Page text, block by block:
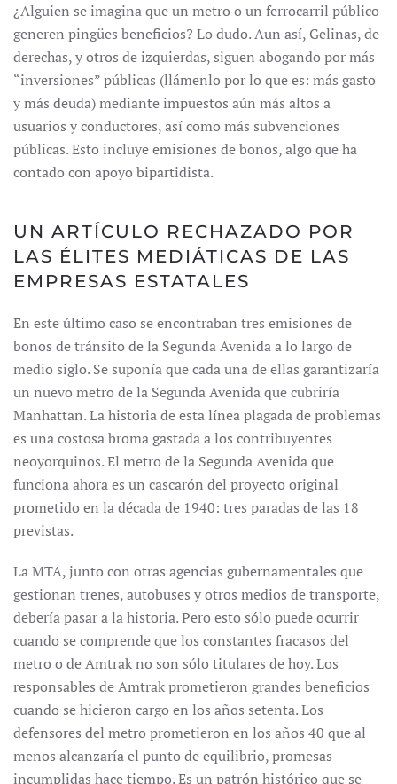
¿Alguien se imagina que un metro o un ferrocarril público
generen pingües beneficios? Lo dudo. Aun así, Gelinas, de
derechas, y otros de izquierdas, siguen abogando por más
“inversiones” públicas (llámenlo por lo que es: más gasto
y más deuda) mediante impuestos aún más altos a
usuarios y conductores, así como más subvenciones
públicas. Esto incluye emisiones de bonos, algo que ha
contado con apoyo bipartidista.
UN ARTÍCULO RECHAZADO POR
LAS ÉLITES MEDIÁTICAS DE LAS
EMPRESAS ESTATALES
En este último caso se encontraban tres emisiones de
bonos de tránsito de la Segunda Avenida a lo largo de
medio siglo. Se suponía que cada una de ellas garantizaría
un nuevo metro de la Segunda Avenida que cubriría
Manhattan. La historia de esta línea plagada de problemas
es una costosa broma gastada a los contribuyentes
neoyorquinos. El metro de la Segunda Avenida que
funciona ahora es un cascarón del proyecto original
prometido en la década de 1940: tres paradas de las 18
previstas.
La MTA, junto con otras agencias gubernamentales que
gestionan trenes, autobuses y otros medios de transporte,
debería pasar a la historia. Pero esto sólo puede ocurrir
cuando se comprende que los constantes fracasos del
metro o de Amtrak no son sólo titulares de hoy. Los
responsables de Amtrak prometieron grandes beneficios
cuando se hicieron cargo en los años setenta. Los
defensores del metro prometieron en los años 40 que al
menos alcanzaría el punto de equilibrio, promesas
incumplidas hace tiempo. Es un patrón histórico que se